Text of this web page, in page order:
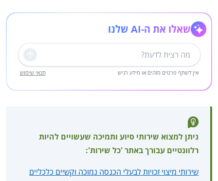
שאלו את ה-AI שלנו
שליחה
אין לשתף פרטים מזהים או מידע רגיש תנאי שימוש
ניתן למצוא שירותי סיוע ותמיכה שעשויים להיות
רלוונטיים עבורך באתר 'כל שירות':
שירותי מיצוי זכויות לבעלי הכנסה נמוכה וקשיים כלכליים